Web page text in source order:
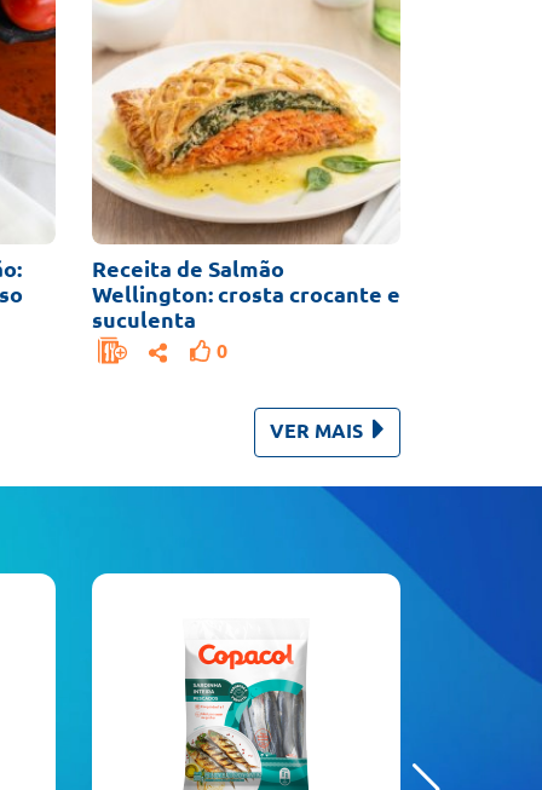
Receita de Salmão
Wellington: crosta crocante e
suculenta
0
VER MAIS